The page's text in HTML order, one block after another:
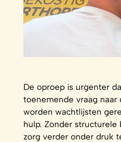
De oproep is urgenter
toenemende vraag
worden wachtlijsten
hulp. Zonder
zorg verder onder druk